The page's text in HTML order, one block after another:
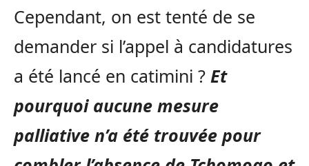
Cependant, on est tenté de se
demander si l’appel à candidatures
a été lancé en catimini ? Et
pourquoi aucune mesure
palliative n’a été trouvée pour